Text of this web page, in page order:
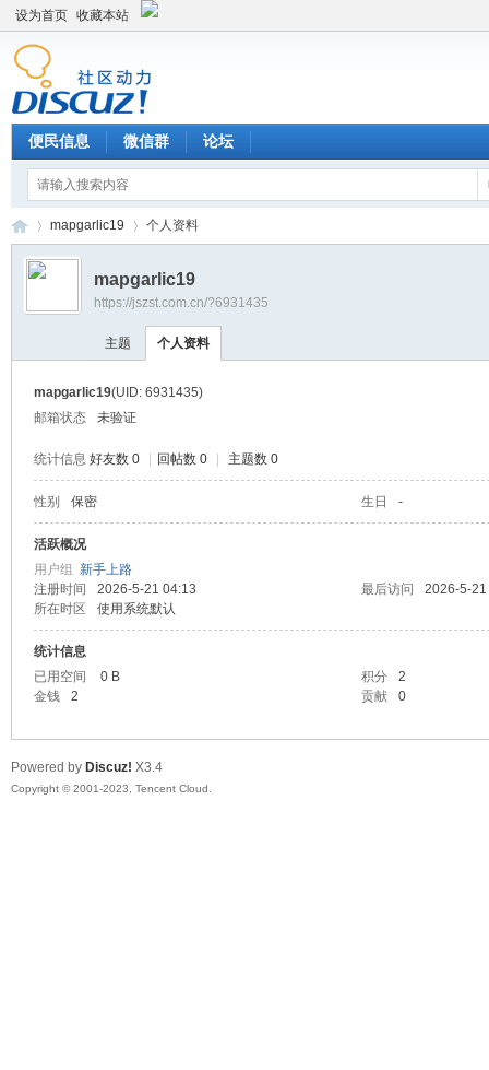
设为首页 收藏本站
便民信息 微信群 论坛
›
mapgarlic19 个人资料
mapgarlic19
https://jszst.com.cn/?6931435
主题 个人资料
mapgarlic19(UID: 6931435)
邮箱状态
未验证
统计信息 好友数 0 回帖数 0 主题数 0
性别 保密 生日 -
活跃概况
用户组 新手上路
注册时间
2026-5-21 04:13 最后访问
2026-5-
所在时区
使用系统默认
统计信息
已用空间
0 B 积分
2
金钱
2 贡献 0
Powered by Discuz! X3.4
Copyright © 2001-2023, Tencent Cloud.